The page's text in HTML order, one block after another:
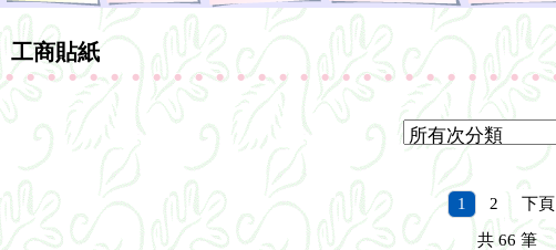
打折方式更改為 滿1000元9.5折/滿2000元9折 (特此公告)
本店的 LINE @生活圈 即時提供服務 歡迎加入
員.登入時可改按 FB登入即可.方便你查詢訂單.
免運費.滿5份免運費.滿5份免運費.
及電腦觀看網站內容及訂購.不建議用line訂購產品.可以比較快收到產品.
工商貼紙
1 2 下頁
共66筆